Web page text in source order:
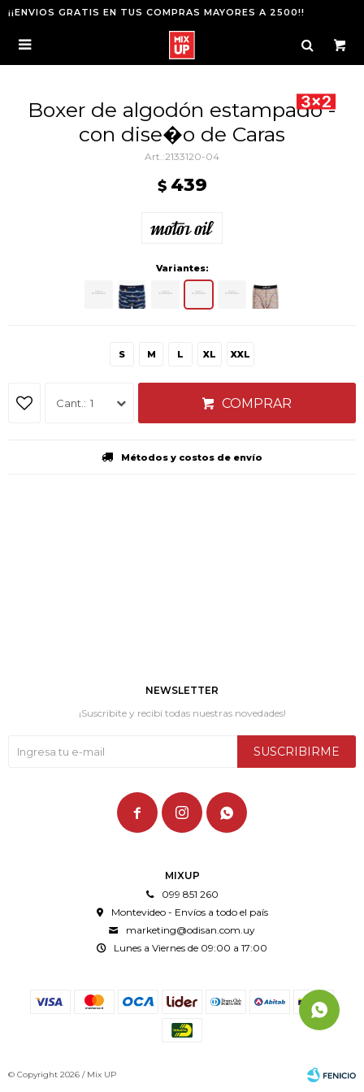
¡¡ENVIOS GRATIS EN TUS COMPRAS MAYORES A 2500!!

Boxer de algodón estampado -
con dise�o de Caras
2133120-04
$ 439
Variantes:
S M L XL XXL
1 COMPRAR
Métodos y costos de envío
MIXUP
099 851 260
Montevideo - Envíos a todo el país
marketing@odisan.com.uy
Lunes a Viernes de 09:00 a 17:00
NEWSLETTER
¡Suscribite y recibí todas nuestras novedades!
SUSCRIBIRME
  
© Copyright 2026 / Mix UP